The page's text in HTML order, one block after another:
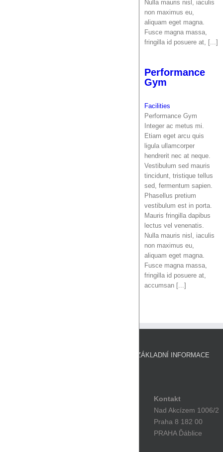
Nulla mauris nisl, iaculis
non maximus eu,
aliquam eget magna.
Fusce magna massa,
fringilla id posuere at, [...]
Performance
Gym
Facilities
Performance Gym
Integer ac metus mi.
Etiam eget arcu quis
ligula ullamcorper
hendrerit nec at neque.
Vestibulum sed mauris
tincidunt, tristique tellus
sed, fermentum sapien.
Phasellus pretium
vestibulum est in porta.
Mauris fringilla dapibus
lectus vel venenatis.
Nulla mauris nisl, iaculis
non maximus eu,
aliquam eget magna.
Fusce magna massa,
fringilla id posuere at,
accumsan [...]
ZÁKLADNÍ INFORMACE
Kontakt
Nad Akcízem 1006/2
Praha 8 182 00
PRAHA Ďáblice